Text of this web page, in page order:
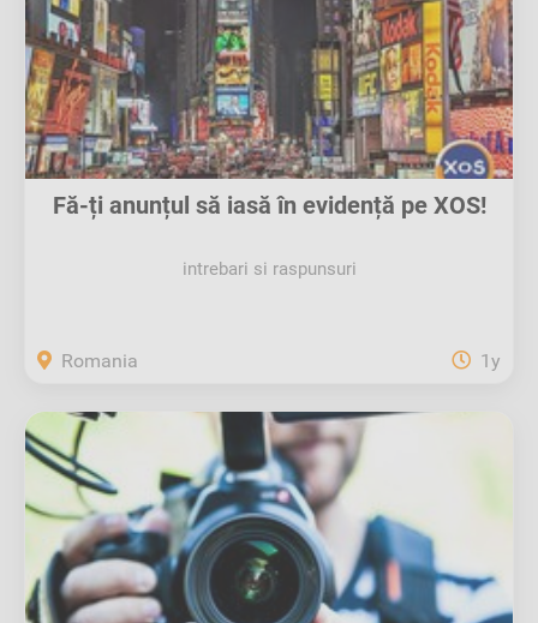
Fă-ți anunțul să iasă în evidență pe XOS!
intrebari si raspunsuri
Romania 1y